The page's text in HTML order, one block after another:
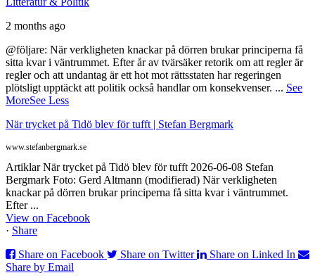
2 months ago
@följare: När verkligheten knackar på dörren brukar principerna få
sitta kvar i väntrummet. Efter år av tvärsäker retorik om att regler är
regler och att undantag är ett hot mot rättsstaten har regeringen
plötsligt upptäckt att politik också handlar om konsekvenser. ... See
MoreSee Less
När trycket på Tidö blev för tufft | Stefan Bergmark
www.stefanbergmark.se
Artiklar När trycket på Tidö blev för tufft 2026-06-08 Stefan
Bergmark Foto: Gerd Altmann (modifierad) När verkligheten
knackar på dörren brukar principerna få sitta kvar i väntrummet.
Efter ...
View on Facebook
· Share
Share on Facebook
Share on Twitter
Share on Linked In
Share by Email